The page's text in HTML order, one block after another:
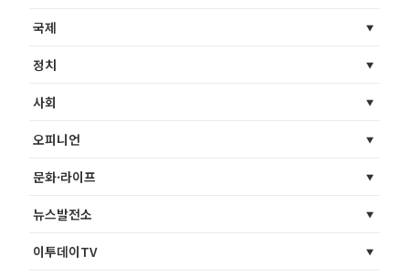
국제
정치
사회
오피니언
문화·라이프
뉴스발전소
이투데이TV